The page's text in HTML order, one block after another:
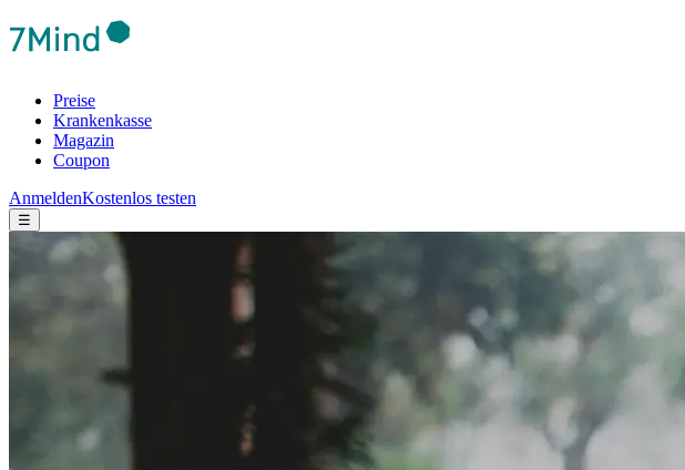
Preise
Krankenkasse
Magazin
Coupon
AnmeldenKostenlos testen
☰